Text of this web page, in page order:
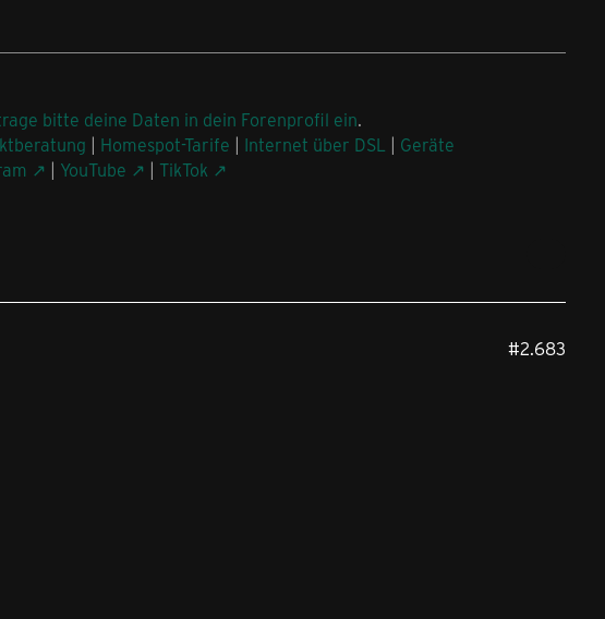
bitte deine Daten in dein Forenprofil ein.
| Homespot-Tarife | Internet über DSL | Geräte
| YouTube | TikTok
#2.683